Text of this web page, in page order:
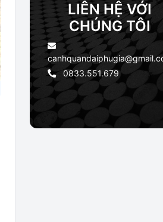
LIÊN HỆ VỚI
CHÚNG TÔI
0833.551.679